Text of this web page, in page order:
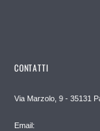
CONTATTI
Via Marzolo, 9 - 35131
Email: